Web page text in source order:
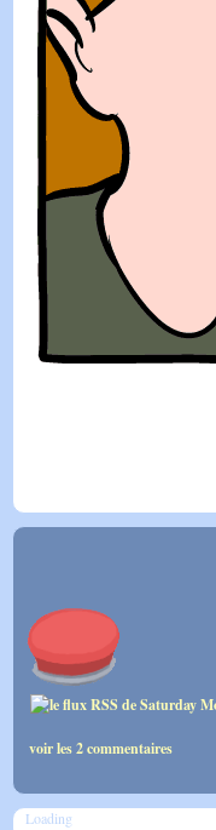
voir les 2 commentaires
Loading